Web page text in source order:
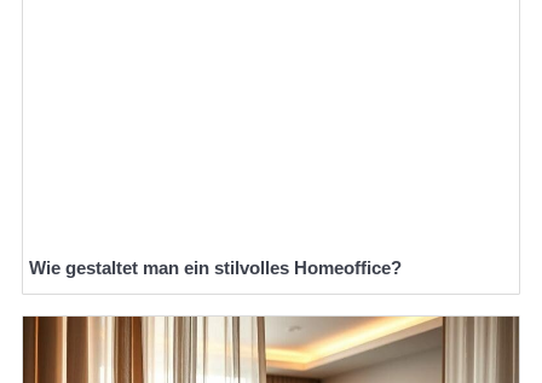
Wie gestaltet man ein stilvolles Homeoffice?